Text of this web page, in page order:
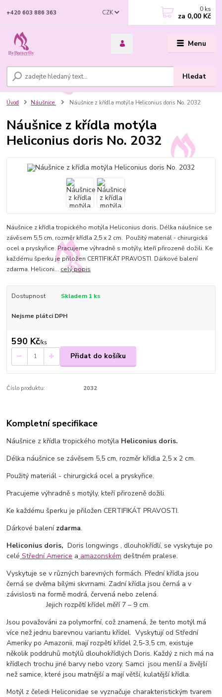
Menu
CZK
Hledat
+420 603 886 363 0 ks
za 0,00 Kč
Úvod Náušnice Náušnice z křídla motýla Heliconius doris No. 2032
Náušnice z křídla motýla
Heliconius doris No. 2032
Náušnice z křídla tropického motýla Heliconius doris. Délka náušnice se
závěsem 5,5 cm, rozměr křídla 2,5 x 2 cm. Použitý materiál - chirurgická
ocel a pryskyřice. Pracujeme výhradně s motýly, kteří přirozeně dožili. Ke
každému šperku je přiložen CERTIFIKÁT PRAVOSTI. Dárkové balení
zdarma. Heliconi... celý popis
Dostupnost Skladem 1 ks
Nejsme plátci DPH
590 Kč/ks
Přidat do košíku
Číslo produktu: 2032
Kompletní specifikace
Náušnice z křídla tropického motýla Heliconius doris.
Délka náušnice se závěsem 5,5 cm, rozměr křídla 2,5 x 2 cm.
Použitý materiál - chirurgická ocel a pryskyřice.
Pracujeme výhradně s motýly, kteří přirozeně dožili.
Ke každému šperku je přiložen CERTIFIKÁT PRAVOSTI.
Dárkové balení zdarma.
Heliconius doris, Doris longwings , dlouhokřídlí, se vyskytuje po
celé Střední Americe a amazonském deštném pralese.
Vyskytuje se v různých barevných formách. Přední křídla jsou
černá se dvěma bílými skvrnami. Zadní křídla jsou černá a v
závislosti na formě modrá, červená nebo zelená.
Jejich rozpětí křídel měří 7 – 9 cm.
Jsou považováni za polymorfní, což znamená, že tento motýl má
více než jednu barevnou variantu křídel. Vyskytují od Střední
Ameriky po Amazonii, mají rozpětí křídel 2,5-3,5 cm, existuje
několik poddruhů motýlů dlouhokřídlých Doris. Každý z nich má na
křídlech trochu jiné barvy nebo vzory. Samci jsou menší a živější
než samice, které jsou matnější a mají větší, kulatější křídla.
Motýl z čeledi Heliconidae se vyznačuje charakteristickým tvarem